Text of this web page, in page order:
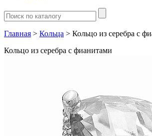
Главная > Кольца > Кольцо из серебра с
Кольцо из серебра с фианитами